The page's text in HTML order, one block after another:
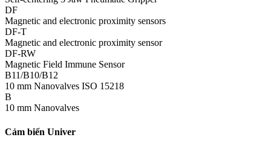
DF
Magnetic and electronic proximity sensors
DF-T
Magnetic and electronic proximity sensor
DF-RW
Magnetic Field Immune Sensor
B11/B10/B12
10 mm Nanovalves ISO 15218
B
10 mm Nanovalves
Cảm biến Univer